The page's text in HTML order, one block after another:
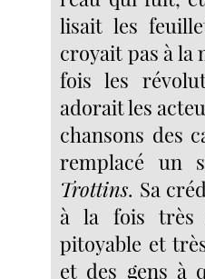
lisait les
croyait pas à la
fois les
adorait les
chansons des
remplacé un
Trottins. Sa
à la fois très
pitoyable et
et des gens à